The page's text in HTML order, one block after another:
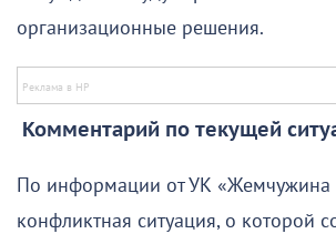
организационные решения.
Комментарий по текущей
По информации от УК «Жемчужина
конфликтная ситуация, о которой